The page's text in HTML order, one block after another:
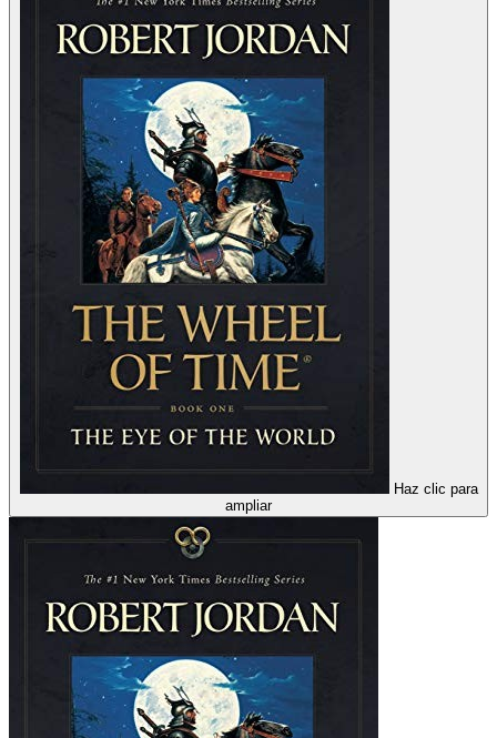
Haz clic para
ampliar